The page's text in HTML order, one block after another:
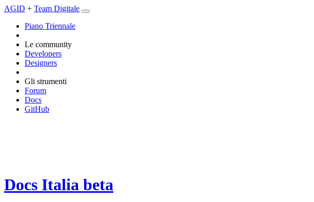
AGID + Team Digitale
Piano Triennale
Le community
Developers
Designers
Gli strumenti
Forum
Docs
GitHub
Docs Italia beta